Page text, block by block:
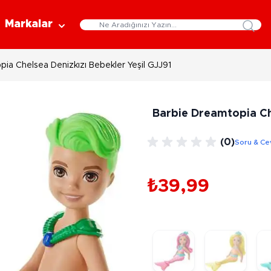
Eğitici Oyuncaklar
Gelişim Oyuncakları
Oyun Hamurları
Müzik Aletleri
Arkadaş - Aile Kutu Oyunları
Çocuk Kutu Oyunları
Eğitici Oyunlar
Bebekler
Et Bebekler
Fonksiyonlu Bebekler
Oyuncak Bebek Aksesuarları
Kozmetik ve Güzellik Setleri
Aksesuar
3-5 Yaş 6-9 Yaş
Markalar
Chelsea Denizkızı Bebekler Yeşil GJJ91
Barbie Dreamtopia
(0)Soru &
₺39,99